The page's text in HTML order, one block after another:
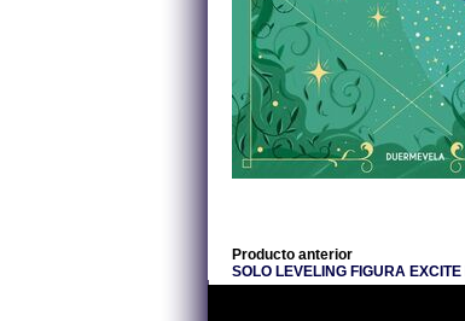
Producto anterior
SOLO LEVELING FIGURA